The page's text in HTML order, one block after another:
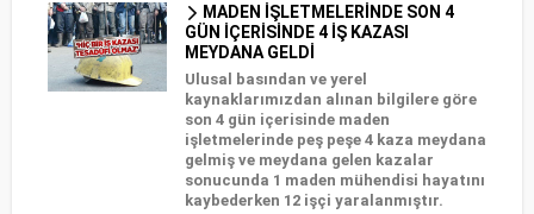
MADEN İŞLETMELERİNDE SON 4
GÜN İÇERİSİNDE 4 İŞ KAZASI
MEYDANA GELDİ
Ulusal basından ve yerel
kaynaklarımızdan alınan bilgilere göre
son 4 gün içerisinde maden
işletmelerinde peş peşe 4 kaza meydana
gelmiş ve meydana gelen kazalar
sonucunda 1 maden mühendisi hayatını
kaybederken 12 işçi yaralanmıştır.